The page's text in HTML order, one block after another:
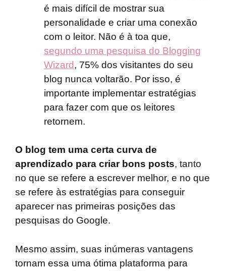
é mais difícil de mostrar sua
personalidade e criar uma conexão
com o leitor. Não é à toa que,
segundo uma pesquisa do Blogging
Wizard, 75% dos visitantes do seu
blog nunca voltarão. Por isso, é
importante implementar estratégias
para fazer com que os leitores
retornem.
O blog tem uma certa curva de
aprendizado para criar bons posts, tanto
no que se refere a escrever melhor, e no que
se refere às estratégias para conseguir
aparecer nas primeiras posições das
pesquisas do Google.
Mesmo assim, suas inúmeras vantagens
tornam essa uma ótima plataforma para